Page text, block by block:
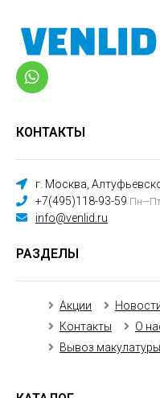
КОНТАКТЫ
г. Москва,
+7(495)118-93-59
info@venlid.ru
РАЗДЕЛЫ
Акции
Контакты
О
Вывоз макулатуры